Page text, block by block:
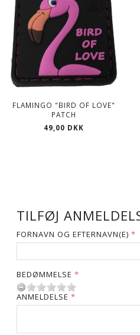
FLAMINGO "BIRD OF LOVE"
PATCH
49,00 DKK
TILFØJ
FORNAVN OG EFTERNAVN(E)
BEDØMMELSE
ANMELDELSE